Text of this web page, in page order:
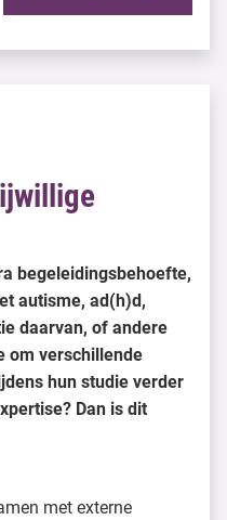
begeleidingsbehoefte,
autisme, ad(h)d,
daarvan, of andere
om verschillende
hun studie verder
Dan is dit
met externe